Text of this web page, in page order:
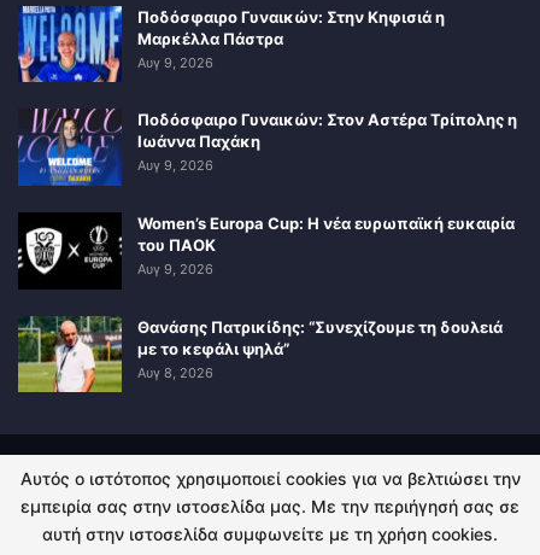
Ποδόσφαιρο Γυναικών: Στην Κηφισιά η
Μαρκέλλα Πάστρα
Αυγ 9, 2026
Ποδόσφαιρο Γυναικών: Στον Αστέρα Τρίπολης η
Ιωάννα Παχάκη
Αυγ 9, 2026
Women’s Europa Cup: Η νέα ευρωπαϊκή ευκαιρία
του ΠΑΟΚ
Αυγ 9, 2026
Θανάσης Πατρικίδης: “Συνεχίζουμε τη δουλειά
με το κεφάλι ψηλά”
Αυγ 8, 2026
ΠΟΛΙΤΙΚΗ ΑΠΟΡΡΗΤΟΥ ΕΠΙΚΟΙΝΩΝΙΑ
Αυτός ο ιστότοπος χρησιμοποιεί cookies για να βελτιώσει την
εμπειρία σας στην ιστοσελίδα μας. Με την περιήγησή σας σε
αυτή στην ιστοσελίδα συμφωνείτε με τη χρήση cookies.